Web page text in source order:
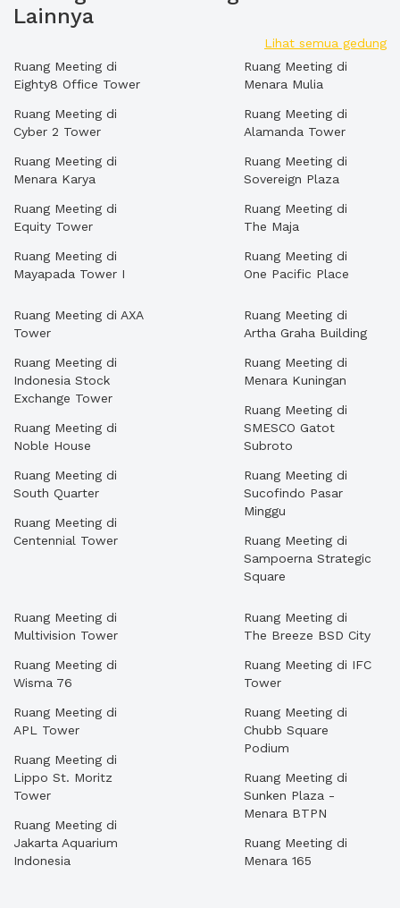
Lainnya
Lihat semua gedung
Ruang Meeting di
Eighty8 Office Tower
Ruang Meeting di
Cyber 2 Tower
Ruang Meeting di
Menara Karya
Ruang Meeting di
Equity Tower
Ruang Meeting di
Mayapada Tower I
Ruang Meeting di
Menara Mulia
Ruang Meeting di
Alamanda Tower
Ruang Meeting di
Sovereign Plaza
Ruang Meeting di
The Maja
Ruang Meeting di
One Pacific Place
Ruang Meeting di AXA
Tower
Ruang Meeting di
Indonesia Stock
Exchange Tower
Ruang Meeting di
Noble House
Ruang Meeting di
South Quarter
Ruang Meeting di
Centennial Tower
Ruang Meeting di
Artha Graha Building
Ruang Meeting di
Menara Kuningan
Ruang Meeting di
SMESCO Gatot
Subroto
Ruang Meeting di
Sucofindo Pasar
Minggu
Ruang Meeting di
Sampoerna Strategic
Square
Ruang Meeting di
Multivision Tower
Ruang Meeting di
Wisma 76
Ruang Meeting di
APL Tower
Ruang Meeting di
Lippo St. Moritz
Tower
Ruang Meeting di
Jakarta Aquarium
Indonesia
Ruang Meeting di
The Breeze BSD City
Ruang Meeting di IFC
Tower
Ruang Meeting di
Chubb Square
Podium
Ruang Meeting di
Sunken Plaza -
Menara BTPN
Ruang Meeting di
Menara 165